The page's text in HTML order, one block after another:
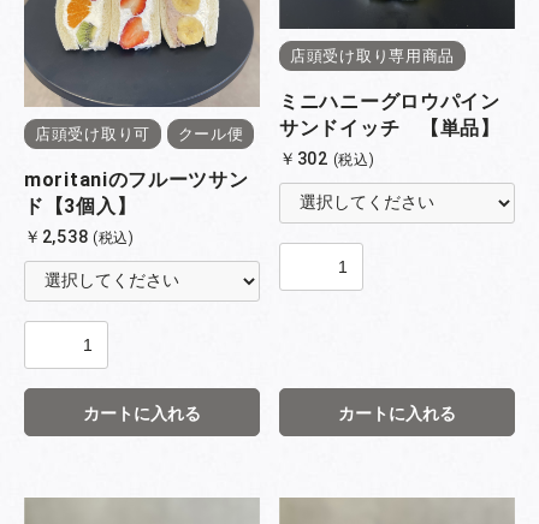
店頭受け取り可 クール便
moritaniのフルーツサン
ド【3個入】
￥2,538 (税込)
カートに入れる
店頭受け取り専用商品
ミニハニーグロウパイン
サンドイッチ 【単品】
￥302 (税込)
カートに入れる